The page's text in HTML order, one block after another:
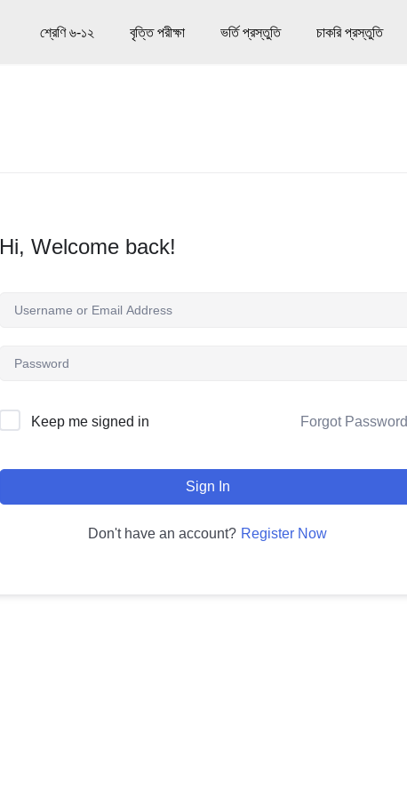
শ্রেণি ৬-১২ বৃত্তি পরীক্ষা ভর্তি প্রস্তুতি চাকরি প্রস্তুতি
Hi, Welcome back!
Keep me signed in Forgot
Sign In
Don't have an account? Register Now